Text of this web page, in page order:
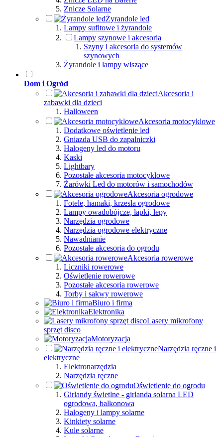
Znicze Solarne
Żyrandole led
Lampy sufitowe i żyrandole
Lampy szynowe i akcesoria
Szyny i akcesoria do systemów
szynowych
Żyrandole i lampy wiszące
Dom i Ogród
Akcesoria i
zabawki dla dzieci
Halloween
Akcesoria motocyklowe
Dodatkowe oświetlenie led
Gniazda USB do zapalniczki
Halogeny led do motoru
Kaski
Lightbary
Pozostałe akcesoria motocyklowe
Żarówki Led do motorów i samochodów
Akcesoria ogrodowe
Fotele, hamaki, krzesła ogrodowe
Lampy owadobójcze, łapki, lepy
Narzędzia ogrodowe
Narzędzia ogrodowe elektryczne
Nawadnianie
Pozostałe akcesoria do ogrodu
Akcesoria rowerowe
Liczniki rowerowe
Oświetlenie rowerowe
Pozostałe akcesoria rowerowe
Torby i sakwy rowerowe
Biuro i firma
Elektronika
Lasery mikrofony
sprzęt disco
Motoryzacja
Narzędzia ręczne i
elektryczne
Elektronarzędzia
Narzędzia ręczne
Oświetlenie do ogrodu
Girlandy świetlne - girlanda solarna LED
ogrodowa, balkonowa
Halogeny i lampy solarne
Kinkiety solarne
Kule solarne